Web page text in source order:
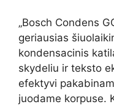
„Bosch Condens
geriausias
kondensacinis
skydeliu ir teksto
efektyvi
juodame korpuse.